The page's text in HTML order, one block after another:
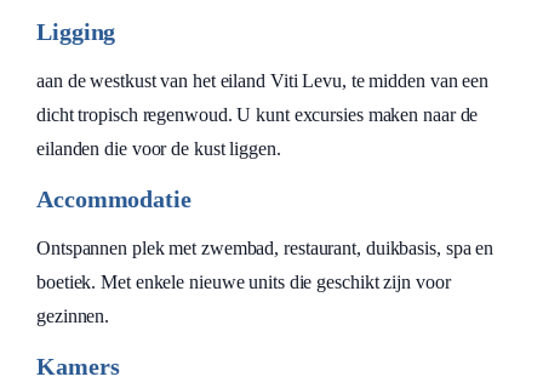
Ligging
aan de westkust van het eiland Viti Levu, te midden van een
dicht tropisch regenwoud. U kunt excursies maken naar de
eilanden die voor de kust liggen.
Accommodatie
Ontspannen plek met zwembad, restaurant, duikbasis, spa en
boetiek. Met enkele nieuwe units die geschikt zijn voor
gezinnen.
Kamers